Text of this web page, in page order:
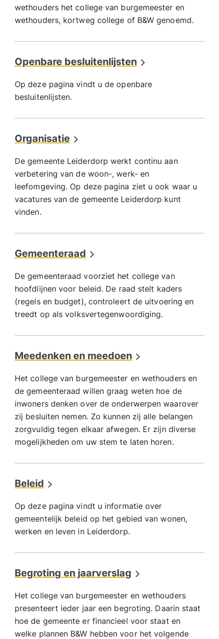
wethouders het college van burgemeester en
wethouders, kortweg college of B&W genoemd.
Openbare besluitenlijsten
Op deze pagina vindt u de openbare
besluitenlijsten.
Organisatie
De gemeente Leiderdorp werkt continu aan
verbetering van de woon-, werk- en
leefomgeving. Op deze pagina ziet u ook waar u
vacatures van de gemeente Leiderdorp kunt
vinden.
Gemeenteraad
De gemeenteraad voorziet het college van
hoofdlijnen voor beleid. De raad stelt kaders
(regels en budget), controleert de uitvoering en
treedt op als volksvertegenwoordiging.
Meedenken en meedoen
Het college van burgemeester en wethouders en
de gemeenteraad willen graag weten hoe de
inwoners denken over de onderwerpen waarover
zij besluiten nemen. Zo kunnen zij alle belangen
zorgvuldig tegen elkaar afwegen. Er zijn diverse
mogelijkheden om uw stem te laten horen.
Beleid
Op deze pagina vindt u informatie over
gemeentelijk beleid op het gebied van wonen,
werken en leven in Leiderdorp.
Begroting en jaarverslag
Het college van burgemeester en wethouders
presenteert ieder jaar een begroting. Daarin staat
hoe de gemeente er financieel voor staat en
welke plannen B&W hebben voor het volgende